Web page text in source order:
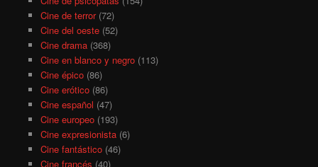
Cine de terror(72)
Cine del oeste(52)
Cine drama(368)
Cine en blanco y negro(113)
Cine épico(86)
Cine erótico(86)
Cine español (47)
Cine europeo(193)
Cine expresionista(6)
Cine fantástico(46)
Cine francés (40)